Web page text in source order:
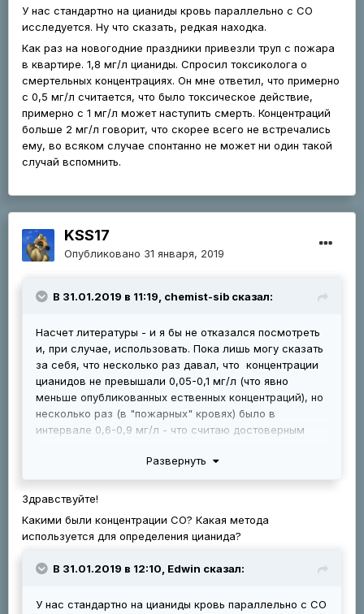
У нас стандартно на цианиды кровь параллельно с СО
исследуется. Ну что сказать, редкая находка.
Как раз на новогодние праздники привезли труп с пожара
в квартире. 1,8 мг/л цианиды. Спросил токсиколога о
смертельных концентрациях. Он мне ответил, что примерно
с 0,5 мг/л считается, что было токсическое действие,
примерно с 1 мг/л может наступить смерть. Концентраций
больше 2 мг/л говорит, что скорее всего не встречались
ему, во всяком случае спонтанно не может ни один такой
случай вспомнить.
KSS17
Опубликовано 31 января, 2019
В 31.01.2019 в 11:19, chemist-sib сказал:
Насчет литературы - и я бы не отказался посмотреть
и, при случае, использовать. Пока лишь могу сказать
за себя, что несколько раз давал, что концентрации
цианидов не превышали 0,05-0,1 мг/л (что явно
меньше опубликованных ественных концентраций), но
несколько раз (в "пожарных" кровях) было в
интервале 0,6-0,9 мг/л - что считаю достоверным
цианидов. Никогда за 30 с лишним лет не
сталкивался с ситуациями изолированных (без СО и
других факторов очага горения) ингаляционными
возможно лишь при каких-то производственных
авариях.
Развернуть
Здравствуйте!
Какими были концентрации СО? Какая метода
используется для определения цианида?
В 31.01.2019 в 12:10, Edwin сказал:
У нас стандартно на цианиды кровь параллельно с СО